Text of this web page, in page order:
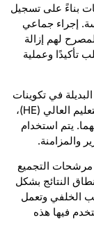
بناءً على تسجيل
إجراء جماعي
لهم إزالة
تأكيدًا وعملية
في تكوينات
K12، ويعمل على مستوى المادة. في تكوينات التعليم العالي (HE)،
يتم استخدام
والمزامنة.
التجميع
النتائج بشكل
الخلفي وتعمل
فيها هذه